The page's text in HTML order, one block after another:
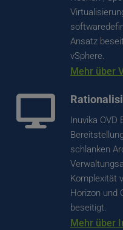
Ansatz
vSphere.
Mehr über
Inuvika OVD
schlanken
Komplexität
Horizon und
beseitigt.
Mehr über